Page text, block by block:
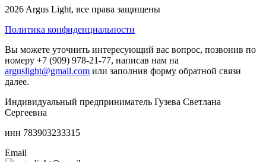
2026 Argus Light, все права защищены
Политика конфиденциальности
Вы можете уточнить интересующий вас вопрос, позвонив по
номеру +7 (909) 978-21-77, написав нам на
arguslight@gmail.com или заполнив форму обратной связи
далее.
Индивидуальный предприниматель Гузева Светлана
Сергеевна
инн 783903233315
Email